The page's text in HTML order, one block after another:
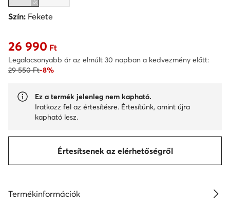
Szín: Fekete
Aktuális ár 26 990 Ft
26 990 Ft
Legalacsonyabb ár az elmúlt 30 napban a kedvezmény előtt:
29 550 Ft-8%
Ez a termék jelenleg nem kapható.
Iratkozz fel az értesítésre. Értesítünk, amint újra
kapható lesz.
Értesítsenek az elérhetőségről
Termékinformációk